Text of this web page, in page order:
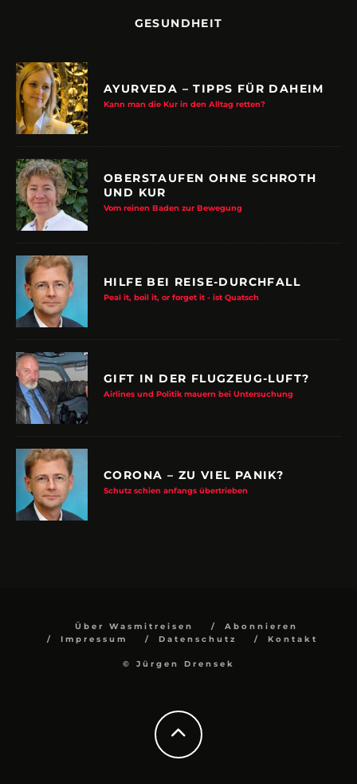
GESUNDHEIT
AYURVEDA – TIPPS FÜR DAHEIM
Kann man die Kur in den Alltag retten?
OBERSTAUFEN OHNE SCHROTH
UND KUR
Vom reinen Baden zur Bewegung
HILFE BEI REISE-DURCHFALL
Peal it, boil it, or forget it - ist Quatsch
GIFT IN DER FLUGZEUG-LUFT?
Airlines und Politik mauern bei Untersuchung
CORONA – ZU VIEL PANIK?
Schutz schien anfangs übertrieben
Über Wasmitreisen
Abonnieren
Impressum
Datenschutz Kontakt
© Jürgen Drensek